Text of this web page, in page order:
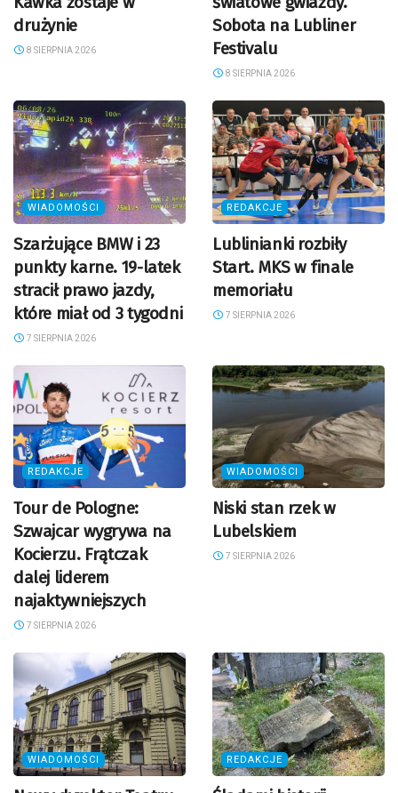
drużynie
8 SIERPNIA 2026
Sobota na Lubliner
Festivalu
8 SIERPNIA 2026
WIADOMOŚCI
Szarżujące BMW i 23
punkty karne. 19-latek
stracił prawo jazdy,
które miał od 3 tygodni
7 SIERPNIA 2026
REDAKCJE
Lublinianki rozbiły
Start. MKS w finale
memoriału
7 SIERPNIA 2026
REDAKCJE
Tour de Pologne:
Szwajcar wygrywa na
Kocierzu. Frątczak
dalej liderem
najaktywniejszych
7 SIERPNIA 2026
WIADOMOŚCI
Niski stan rzek w
Lubelskiem
7 SIERPNIA 2026
WIADOMOŚCI REDAKCJE